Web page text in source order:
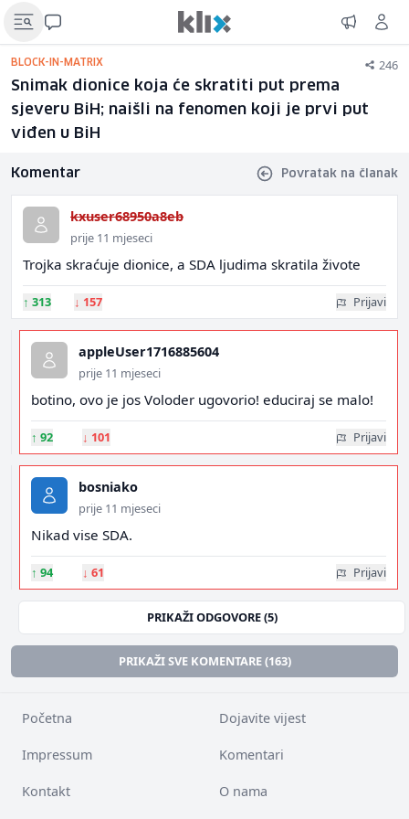
BLOCK-IN-MATRIX 246
Snimak dionice koja će skratiti put prema
sjeveru BiH; naišli na fenomen koji je prvi put
viđen u BiH
Komentar Povratak na članak
kxuser68950a8eb
prije 11 mjeseci
Trojka skraćuje dionice, a SDA ljudima skratila živote
↑ 313 ↓ 157 Prijavi
appleUser1716885604
prije 11 mjeseci
botino, ovo je jos Voloder ugovorio! educiraj se malo!
↑ 92 ↓ 101 Prijavi
bosniako
prije 11 mjeseci
Nikad vise SDA.
↑ 94 ↓ 61 Prijavi
PRIKAŽI ODGOVORE (5)
PRIKAŽI SVE KOMENTARE (163)
Početna Dojavite vijest
Impressum Komentari
Kontakt O nama